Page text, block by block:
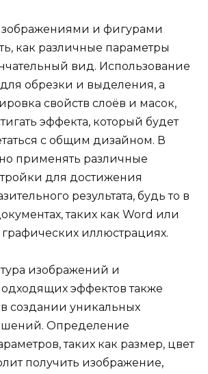
и фигурами
как различные параметры
вид. Использование
обрезки и выделения, а
свойств слоёв и масок,
эффекта, который будет
с общим дизайном. В
применять различные
для достижения
результата, будь то в
таких как Word или
иллюстрациях.
изображений и
эффектов также
создании уникальных
Определение
таких как размер, цвет
получить изображение,